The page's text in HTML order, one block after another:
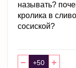
называть?
кролика в
сосиской?
− +